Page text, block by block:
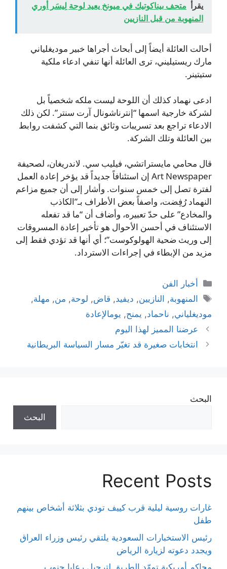
يقرأ متحف بيناكوتيك في ميونخ يعيد لوحة لِيسَر أوري
المنهوبة من قبل النازيين
أحالت العائلة أيضاً إلى أبحاث أجراها خبير موديغلياني
مارك ريستيليني، ترى العائلة أنها تنفي ادعاء ملكية
ستيتينر.
ادعى نهماد كذلك أن اللوحة ليست ملكه شخصياً بل
لشركة خارجية اسمها “إنترناشونال آرت سنتر”. لكن ذلك
الادعاء تراجع بعد تسريبات وثائق بنما التي كشفت روابط
بين العائلة وتلك الشركة.
قال محامي مايستراتشي، فيليب سي. لاندريغان، لصحيفة
Art Newspaper إن استئنافاً جديداً قد يؤخر إعادة العمل
لفترة تصل إلى خمس سنوات. وأشار إلى أن جميع مزاعم
النهماد رُفِضت، واصفاً بعض الأطراف بـ”الكاذب
والمخادع” على حدّ تعبيره، وأضاف أن “ما قد تفعله
الاستئناف في أحسن الأحوال هو تأخير إعادة المسروقات
إلى وريث ضحية الهولوكوست”؛ أي أنها قد تؤدي فقط إلى
مزيد من الإبطاء في إجراءات الاسترداد.
التصنيفات
أخبار الفن
الوسوم
المنهوبة, النازيين, ديفيد, قاض, لوحة, من, مهلة,
موديغلياني, ناحماد, يمنح, يومالإعادة
عرضنا المميز لهذا اليوم
انتخابات صغيرة قد تغيّر مسار السياسة البريطانية
البحث
البحث
Recent Posts
غارات روسية ليلية قرب كييف تودي بثلاثة أشخاص بينهم
طفل
رئيس الاستخبارات السعودية يلتقي رئيس وزراء العراق
ويجدد دعوته لزيارة الرياض
محاكم أمريكية تمهّد الطريق لترحيل رعايا جنوب